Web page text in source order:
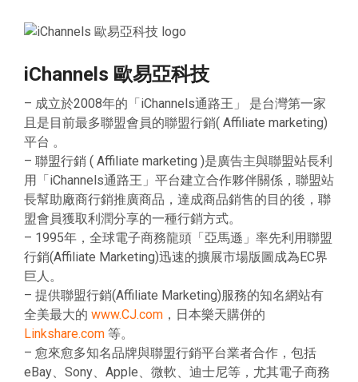
iChannels 歐易亞科技
– 成立於2008年的「iChannels通路王」 是台灣第一家
且是目前最多聯盟會員的聯盟行銷( Affiliate marketing)
平台 。
– 聯盟行銷 ( Affiliate marketing )是廣告主與聯盟站長利
用「iChannels通路王」平台建立合作夥伴關係，聯盟站
長幫助廠商行銷推廣商品，達成商品銷售的目的後，聯
盟會員獲取利潤分享的一種行銷方式。
– 1995年，全球電子商務龍頭「亞馬遜」率先利用聯盟
行銷(Affiliate Marketing)迅速的擴展市場版圖成為EC界
巨人。
– 提供聯盟行銷(Affiliate Marketing)服務的知名網站有
全美最大的 www.CJ.com ，日本樂天購併的
Linkshare.com 等。
– 愈來愈多知名品牌與聯盟行銷平台業者合作，包括
eBay、Sony、Apple、微軟、迪士尼等，尤其電子商務